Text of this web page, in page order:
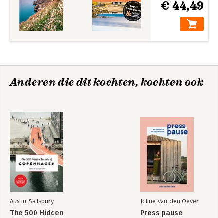
€ 44,49
Anderen die dit kochten, kochten ook
Austin Sailsbury
The 500 Hidden
Joline van den Oever
Press pause